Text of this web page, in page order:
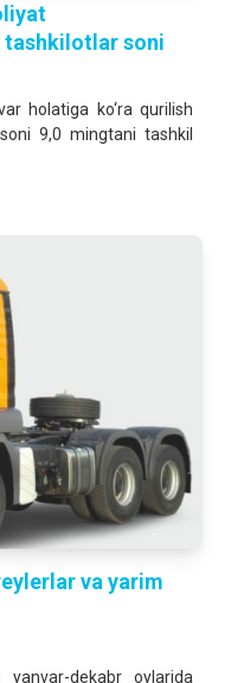
tashkilotlar soni
holatiga ko‘ra qurilish
9,0 mingtani tashkil
va yarim
dekabr oylarida